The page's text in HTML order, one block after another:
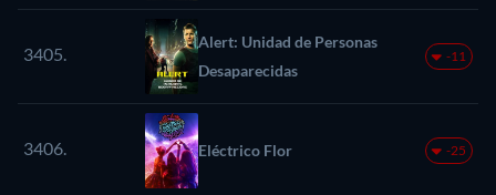
3405.
Alert: Unidad de Personas
Desaparecidas
-11
3406. Eléctrico Flor -25